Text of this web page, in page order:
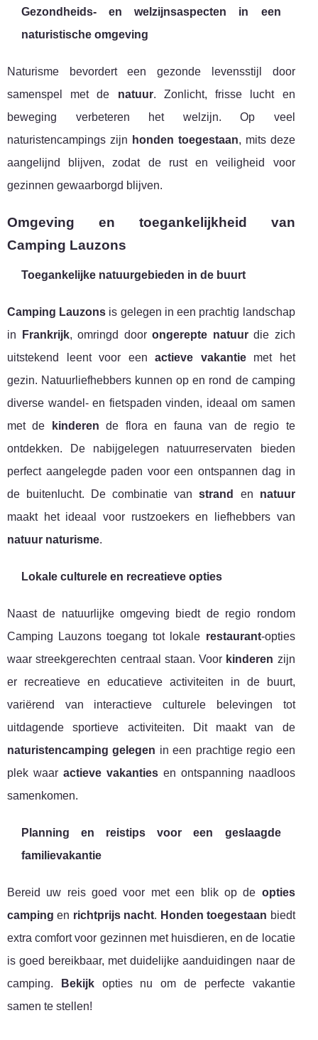
Gezondheids- en welzijnsaspecten in een
naturistische omgeving
Naturisme bevordert een gezonde levensstijl door
samenspel met de natuur. Zonlicht, frisse lucht en
beweging verbeteren het welzijn. Op veel
naturistencampings zijn honden toegestaan, mits deze
aangelijnd blijven, zodat de rust en veiligheid voor
gezinnen gewaarborgd blijven.
Omgeving en toegankelijkheid van
Camping Lauzons
Toegankelijke natuurgebieden in de buurt
Camping Lauzons is gelegen in een prachtig landschap
in
Frankrijk, omringd doorongerepte natuurdie zich
uitstekend leent voor eenactieve vakantiemet het
gezin. Natuurliefhebbers kunnen op en rond de camping
diverse wandel- en fietspaden vinden, ideaal om samen
met de
kinderen de flora en fauna van de regio te
ontdekken. De nabijgelegen natuurreservaten bieden
perfect aangelegde paden voor een ontspannen dag in
de buitenlucht. De combinatie vanstrand en natuur
maakt het ideaal voor rustzoekers en liefhebbers van
natuur naturisme.
Lokale culturele en recreatieve opties
Naast de natuurlijke omgeving biedt de regio rondom
Camping Lauzons toegang tot lokale restaurant-opties
waar streekgerechten centraal staan. Voor kinderen zijn
er recreatieve en educatieve activiteiten in de buurt,
variërend van interactieve culturele belevingen tot
uitdagende sportieve activiteiten. Dit maakt van de
naturistencamping gelegen in een prachtige regio een
plek waar actieve vakantiesen ontspanning naadloos
samenkomen.
Planning en reistips voor een geslaagde
familievakantie
Bereid uw reis goed voor met een blik op de opties
camping en richtprijs nacht. Honden toegestaan biedt
extra comfort voor gezinnen met huisdieren, en de locatie
is goed bereikbaar, met duidelijke aanduidingen naar de
camping.
Bekijkopties nu om de perfecte vakantie
samen te stellen!